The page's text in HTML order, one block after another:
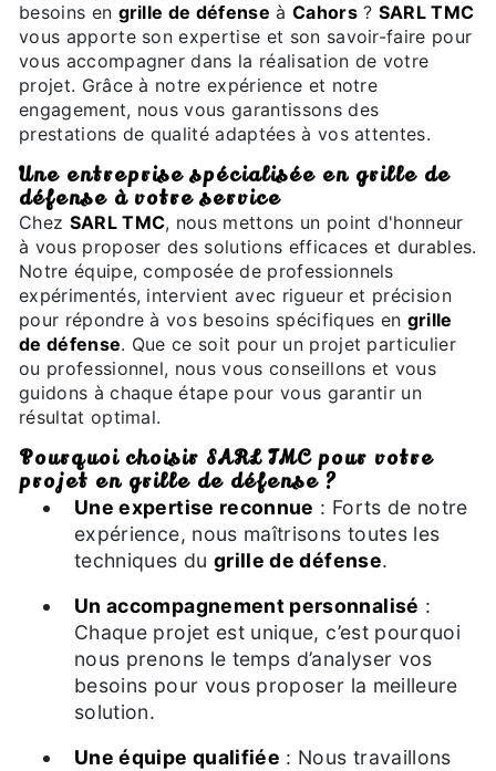
besoins en grille de défense à Cahors? SARL TMC
vous apporte son expertise et son savoir-faire pour
vous accompagner dans la réalisation de votre
projet. Grâce à notre expérience et notre
engagement, nous vous garantissons des
prestations de qualité adaptées à vos attentes.
Une entreprise spécialisée en grille de
défense à votre service
Chez SARL TMC, nous mettons un point d'honneur
à vous proposer des solutions efficaces et durables.
Notre équipe, composée de professionnels
expérimentés, intervient avec rigueur et précision
pour répondre à vos besoins spécifiques en grille
de défense. Que ce soit pour un projet particulier
ou professionnel, nous vous conseillons et vous
guidons à chaque étape pour vous garantir un
résultat optimal.
Pourquoi choisir SARL TMC pour votre
projet en grille de défense ?
Une expertise reconnue : Forts de notre
expérience, nous maîtrisons toutes les
techniques du grille de défense.
Un accompagnement personnalisé :
Chaque projet est unique, c’est pourquoi
nous prenons le temps d’analyser vos
besoins pour vous proposer la meilleure
solution.
Une équipe qualifiée : Nous travaillons